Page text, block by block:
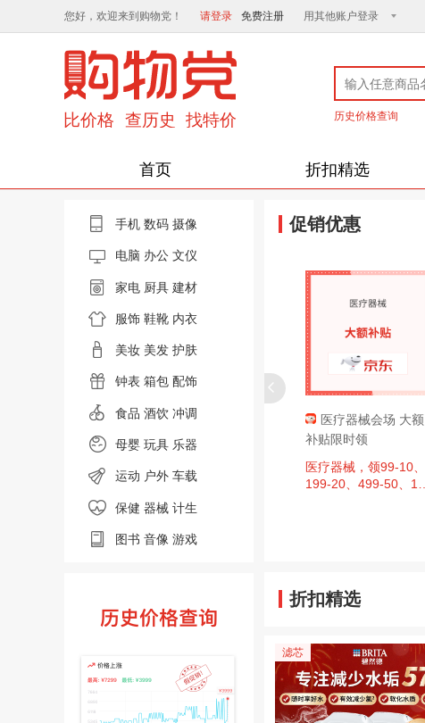
您好，欢迎来到购物党！ 请登录 免费注册 用其他账户登录
历史价格查询
首页 折扣精选
手机 数码 摄像
电脑 办公 文仪
家电 厨具 建材
服饰 鞋靴 内衣
美妆 美发 护肤
钟表 箱包 配饰
食品 酒饮 冲调
母婴 玩具 乐器
运动 户外 车载
保健 器械 计生
图书 音像 游戏
促销优惠
广东肇庆消费券，
区域补贴至高9折，单
促销活动、今日必买：
7.21日广东肇庆消费券
限时发放，区域补贴至
高9折，单件补贴500
京东超市 黑色星期
五 领满200-20元优惠
周四20点：京东超市
黑色星期五 领满200-2
0元优惠券×3张（周四
20点可用）
医疗器械会场 大额
补贴限时领
医疗器械，领99-10、
199-20、499-50、14
折扣精选
滤芯